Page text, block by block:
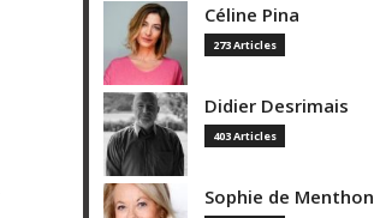
Céline Pina
273 Articles
Didier Desrimais
403 Articles
Sophie de Menthon